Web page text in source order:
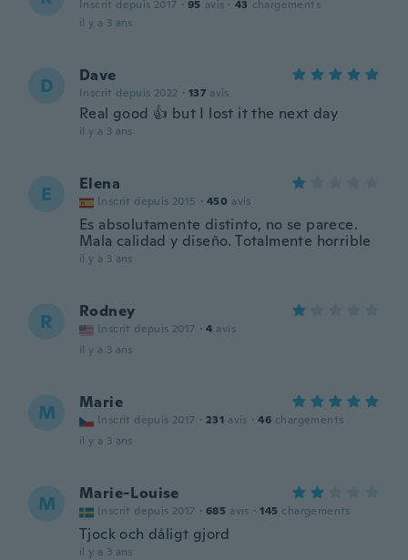
Inscrit depuis 2017 · 95 avis · 43 chargements
il y a 3 ans
D Dave
Inscrit depuis 2022 · 137 avis
Real good 👍 but I lost it the next day
il y a 3 ans
E Elena
Inscrit depuis 2015 · 450 avis
Es absolutamente distinto, no se parece.
Mala calidad y diseño. Totalmente horrible
il y a 3 ans
R Rodney
Inscrit depuis 2017 · 4 avis
il y a 3 ans
M Marie
Inscrit depuis 2017 · 231 avis · 46 chargements
il y a 3 ans
M Marie-Louise
Inscrit depuis 2017 · 685 avis · 145 chargements
Tjock och dåligt gjord
il y a 3 ans